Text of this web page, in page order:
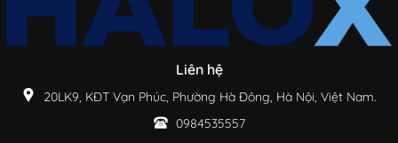
Liên hệ
20LK9, KĐT Vạn Phúc, Phường Hà Đông, Hà Nội, Việt Nam.
0984535557